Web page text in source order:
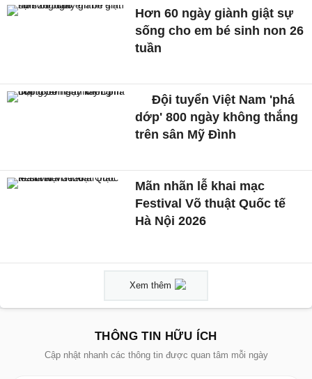
Hơn 60 ngày giành giật sự
sống cho em bé sinh non 26
tuần
Đội tuyển Việt Nam 'phá
dớp' 800 ngày không thắng
trên sân Mỹ Đình
Mãn nhãn lễ khai mạc
Festival Võ thuật Quốc tế
Hà Nội 2026
Xem thêm
THÔNG TIN HỮU ÍCH
Cập nhật nhanh các thông tin được quan tâm mỗi ngày